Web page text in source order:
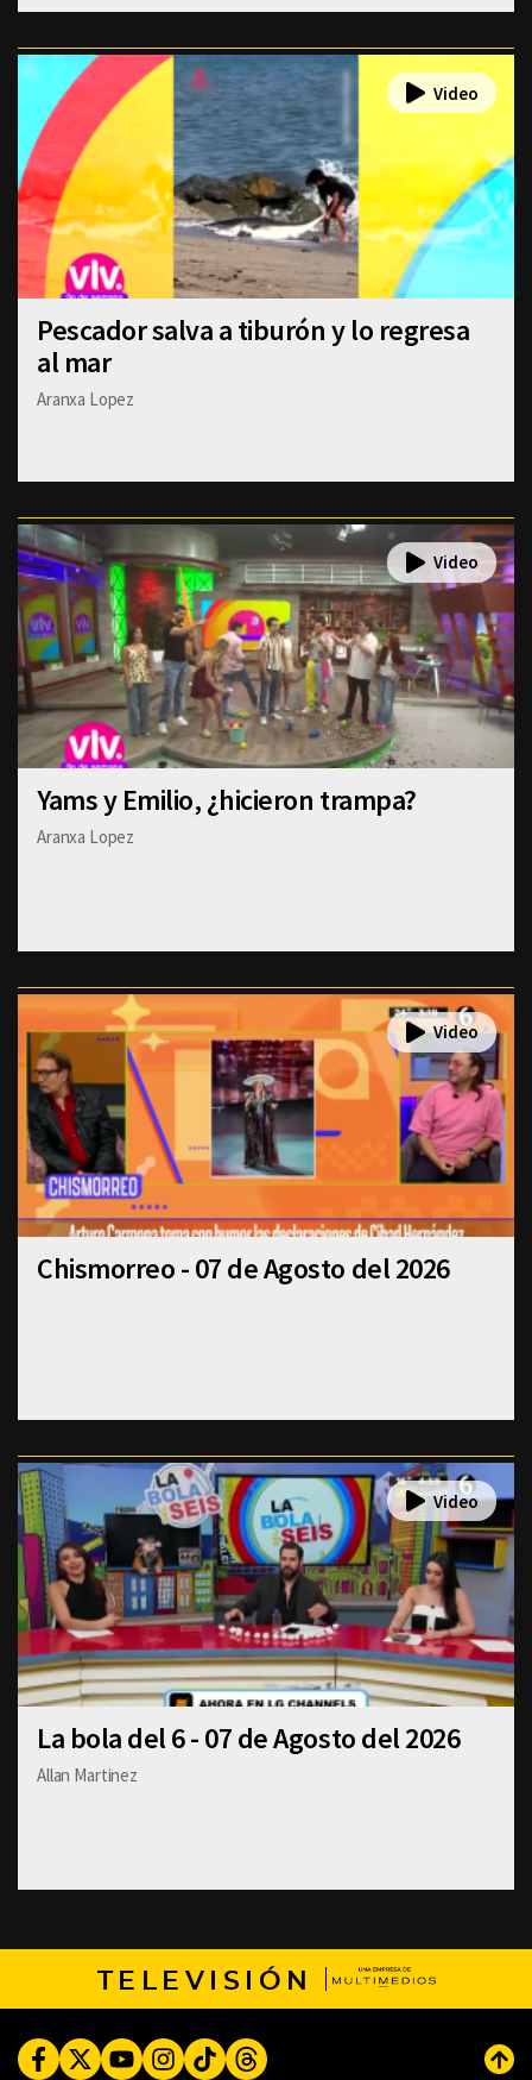
Pescador salva a tiburón y lo regresa
al mar
Aranxa Lopez
Yams y Emilio, ¿hicieron trampa?
Aranxa Lopez
Chismorreo - 07 de Agosto del 2026
La bola del 6 - 07 de Agosto del 2026
Allan Martinez
TELEVISIÓN
FacebookTwitterYoutubeInstagram
TikTokThreads